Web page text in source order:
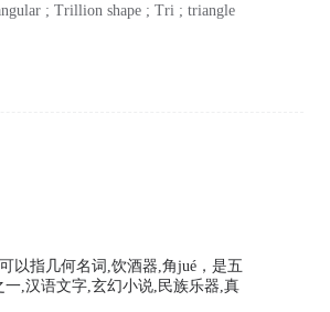
; Trillion shape ; Tri ; triangle
以指几何名词,饮酒器,角jué，是五
,汉语文字,玄幻小说,民族乐器,真